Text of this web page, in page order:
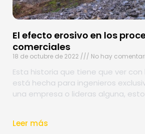
El efecto erosivo en los
comerciales
18 de octubre de 2022 No hay
Esta historia que tiene que ver con
está hecha para ingenieros
una empresa o lideras alguna,
Leer más